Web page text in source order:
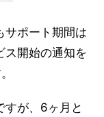
サポート期間は
ス開始の通知を
すが、6ヶ月と